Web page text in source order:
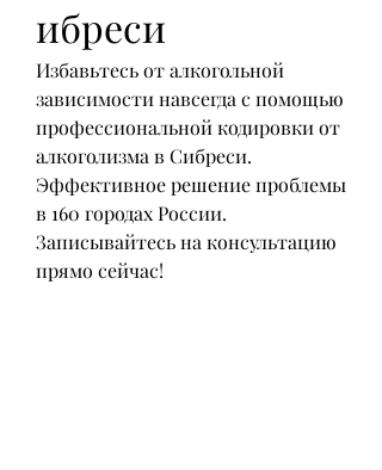
ибреси
Избавьтесь от алкогольной
зависимости навсегда с помощью
профессиональной кодировки от
алкоголизма в Сибреси.
Эффективное решение проблемы
в 160 городах России.
Записывайтесь на консультацию
прямо сейчас!